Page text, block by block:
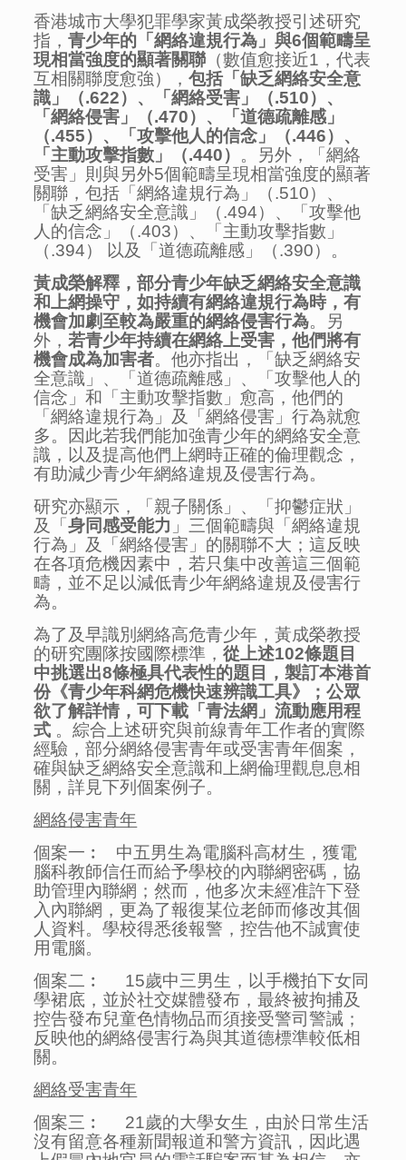
香港城市大學犯罪學家黃成榮教授引述研究
指，青少年的 「網絡違規行為」與6個範疇呈
現相當強度的顯著關聯（數值愈接近1，代表
互相關聯度愈強），包括「缺乏網絡安全意
識」（.622）、「網絡受害」（.510）、
「網絡侵害」（.470）、「道德疏離感」
（.455）、「攻擊他人的信念」（.446）、
「主動攻擊指數」（.440） 。另外，「網絡
受害」則與另外5個範疇呈現相當強度的顯著
關聯，包括「網絡違規行為」（.510）、
「缺乏網絡安全意識」（.494）、「攻擊他
人的信念」（.403）、「主動攻擊指數」
（.394） 以及「道德疏離感」（.390）。
黃成榮解釋，部分青少年缺乏網絡安全意識
和上網操守，如持續有網絡違規行為時，有
機會加劇至較為嚴重的網絡侵害行為。另
外，若青少年持續在網絡上受害，他們將有
機會成為加害者。他亦指出，「缺乏網絡安
全意識」、「道德疏離感」、「攻擊他人的
信念」和「主動攻擊指數」愈高，他們的
「網絡違規行為」及「網絡侵害」行為就愈
多。因此若我們能加強青少年的網絡安全意
識，以及提高他們上網時正確的倫理觀念，
有助減少青少年網絡違規及侵害行為。
研究亦顯示，「親子關係」、「抑鬱症狀」
及「身同感受能力 」三個範疇與「網絡違規
行為」及「網絡侵害」的關聯不大；這反映
在各項危機因素中，若只集中改善這三個範
疇，並不足以減低青少年網絡違規及侵害行
為。
為了及早識別網絡高危青少年，黃成榮教授
的研究團隊按國際標準，從 上述102條題目
中挑選出8條極具代表性的題目，製訂本港首
份《青少年科網危機快速辨識工具》；公眾
欲了解詳情，可下載「青法網 」流動應用程
式 。綜合上述研究與前線青年工作者的實際
經驗，部分網絡侵害青年或受害青年個案，
確與缺乏網絡安全意識和上網倫理觀息息相
關，詳見下列個案例子。
網絡侵害青年
個案一︰ 中五男生為電腦科高材生，獲電
腦科教師信任而給予學校的內聯網密碼，協
助管理內聯網；然而，他多次未經准許下登
入內聯網，更為了報復某位老師而修改其個
人資料。學校得悉後報警，控告他不誠實使
用電腦。
個案二︰ 15歲中三男生，以手機拍下女同
學裙底，並於社交媒體發布，最終被拘捕及
控告發布兒童色情物品而須接受警司警誡；
反映他的網絡侵害行為與其道德標準較低相
關。
網絡受害青年
個案三︰ 21歲的大學女生，由於日常生活
沒有留意各種新聞報道和警方資訊，因此遇